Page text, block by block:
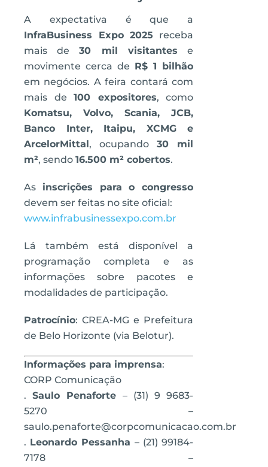
A expectativa é que a
InfraBusiness Expo 2025 receba
mais de30 mil visitantes e
movimente cerca de R$ 1 bilhão
em negócios. A feira contará com
mais de 100 expositores, como
Komatsu, Volvo, Scania, JCB,
Banco Inter, Itaipu, XCMG e
ArcelorMittal, ocupando 30 mil
m², sendo 16.500 m² cobertos.
As inscrições para o congresso
devem ser feitas no site oficial:
www.infrabusinessexpo.com.br
Lá também está disponível a
programação completa e as
informações sobre pacotes e
modalidades de participação.
Patrocínio: CREA-MG e Prefeitura
de Belo Horizonte (via Belotur).
Informações para imprensa:
CORP Comunicação
.Saulo Penaforte – (31) 9 9683-
5270 –
saulo.penaforte@corpcomunicacao.com.br
. Leonardo Pessanha – (21) 99184-
7178 –